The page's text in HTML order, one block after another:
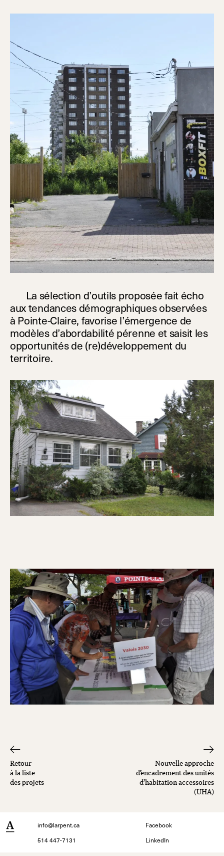
La sélection d’outils proposée fait écho
aux tendances démographiques observées
à Pointe-Claire, favorise l’émergence de
modèles d’abordabilité pérenne et saisit les
opportunités de (re)développement du
territoire.
Retour
à la liste
des projets
Nouvelle approche
d’encadrement des unités
d’habitation accessoires
(UHA)
info@larpent.ca
514 447-7131
Facebook
LinkedIn